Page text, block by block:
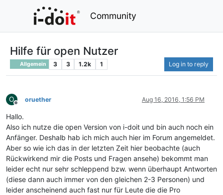
Community
Hilfe für open Nutzer
Allgemein 3 3 1.2k 1 Log in to reply
O
Offline
oruether Aug 16, 2016, 1:56 PM
Hallo.
Also ich nutze die open Version von i-doit und bin auch noch ein
Anfänger. Deshalb hab ich mich auch hier im Forum angemeldet.
Aber so wie ich das in der letzten Zeit hier beobachte (auch
Rückwirkend mir die Posts und Fragen ansehe) bekommt man
leider echt nur sehr schleppend bzw. wenn überhaupt Antworten
(diese dann auch immer von den gleichen 2-3 Personen) und
leider anscheinend auch fast nur für Leute die die Pro